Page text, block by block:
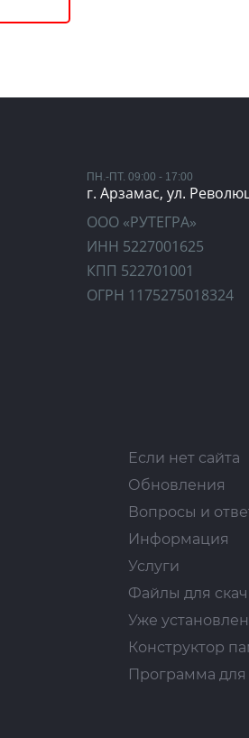
ПН.-ПТ. 09:00 - 17:00
г. Арзамас, ул.
ООО «РУТЕГРА»
ИНН 5227001625
КПП 522701001
ОГРН 1175275018324
Если нет сайта
Обновления
Вопросы и
Информация
Услуги
Файлы для
Уже установлен
Конструктор
Программа